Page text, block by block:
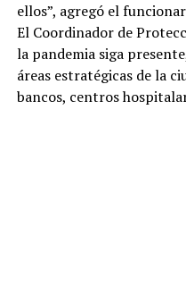
ellos”, agregó el
El Coordinador de
la pandemia siga
áreas estratégicas de la
bancos, centros